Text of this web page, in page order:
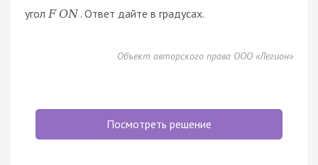
угол F ON . Ответ дайте в градусах.
Объект авторского права ООО «Легион»
Посмотреть решение